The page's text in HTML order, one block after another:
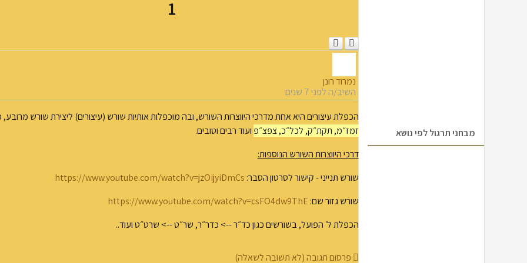
מבחני תרגול לפי נושא
1
נמרוד רונן
השיב/ה לפני 7 שנים
הכפלת עיצורים היא אחת מדרכי היווצרות השורש, ובה מוכפלות אותיות שורש (עיצורים) ליצירת שורש מרובע,
זמז״מ, תקת״ק, לכל״כ, צפצ״פ ועוד רבים וטובים.
דרכי היווצרות השורש הנוספות:
שורש תנייני - קישור לסרטון הסבר: https://www.youtube.com/watch?v=jzOijyiDmCs
שורש גזור שם: https://www.youtube.com/watch?v=csFO4dw9ThE
הכפלת ל׳ הפועל, בשורשים כגון כד״ר --> כדר״ר, שר״ט --> שרט״ט ועוד..
פרסום תגובה (לא תשובה לשאלה)